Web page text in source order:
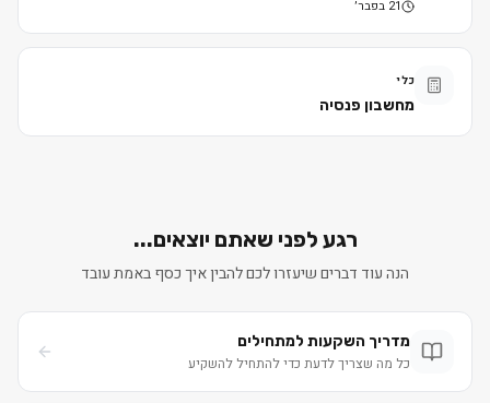
21 בפבר׳
כלי
מחשבון פנסיה
רגע לפני שאתם יוצאים...
הנה עוד דברים שיעזרו לכם להבין איך כסף באמת עובד
מדריך השקעות למתחילים
כל מה שצריך לדעת כדי להתחיל להשקיע